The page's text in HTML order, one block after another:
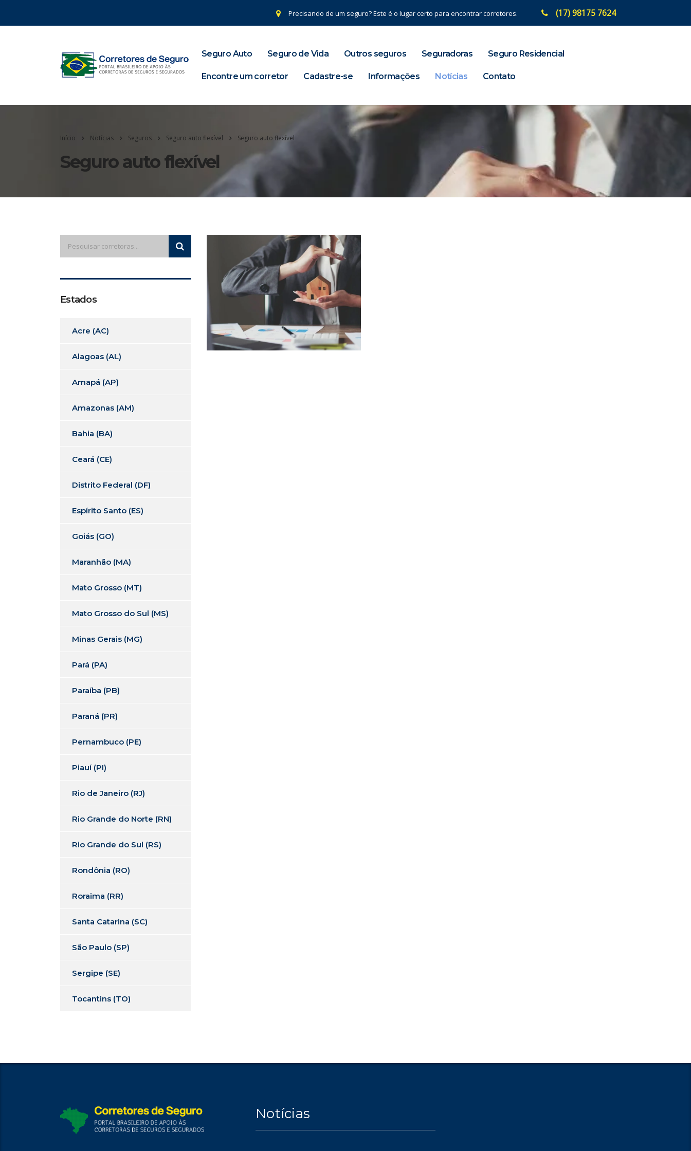
Precisando de um seguro? Este é o lugar certo para encontrar corretores. (17) 98175 7624
Seguro Auto Seguro de Vida Outros seguros Seguradoras Seguro Residencial
Encontre um corretor Cadastre-se Informações Notícias Contato
Início Notícias Seguros Seguro auto flexível Seguro auto flexível
Seguro auto flexível
Estados
Acre (AC)
Alagoas (AL)
Amapá (AP)
Amazonas (AM)
Bahia (BA)
Ceará (CE)
Distrito Federal (DF)
Espírito Santo (ES)
Goiás (GO)
Maranhão (MA)
Mato Grosso (MT)
Mato Grosso do Sul (MS)
Minas Gerais (MG)
Pará (PA)
Paraíba (PB)
Paraná (PR)
Pernambuco (PE)
Piauí (PI)
Rio de Janeiro (RJ)
Rio Grande do Norte (RN)
Rio Grande do Sul (RS)
Rondônia (RO)
Roraima (RR)
Santa Catarina (SC)
São Paulo (SP)
Sergipe (SE)
Tocantins (TO)
Notícias